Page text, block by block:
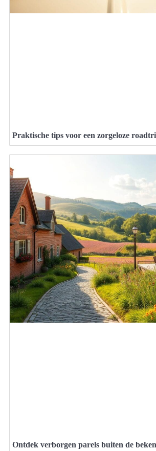
Praktische tips voor een zorgeloze
Ontdek verborgen parels buiten de